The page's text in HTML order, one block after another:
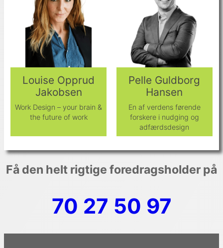
Louise Opprud
Jakobsen
Work Design – your brain &
the future of work
Pelle Guldborg
Hansen
En af verdens førende
forskere i nudging og
adfærdsdesign
Få den helt rigtige foredragsholder på
70 27 50 97